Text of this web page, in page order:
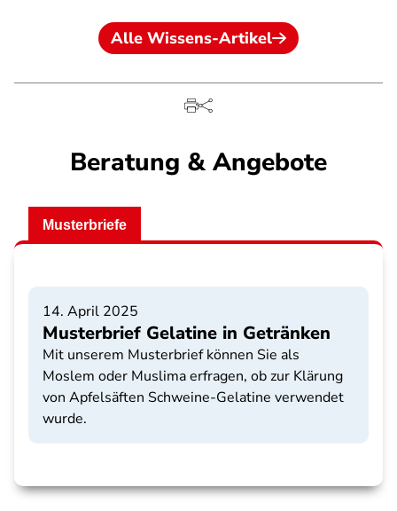
Alle Wissens-Artikel
Beratung & Angebote
Musterbriefe
14. April 2025
Musterbrief Gelatine in Getränken
Mit unserem Musterbrief können Sie als
Moslem oder Muslima erfragen, ob zur Klärung
von Apfelsäften Schweine-Gelatine verwendet
wurde.